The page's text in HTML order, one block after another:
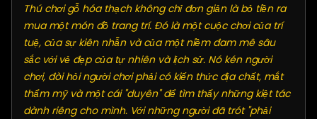
Thú chơi gỗ hóa thạch không chỉ đơn giản là bỏ tiền ra
mua một món đồ trang trí. Đó là một cuộc chơi của trí
tuệ, của sự kiên nhẫn và của một niềm đam mê sâu
sắc với vẻ đẹp của tự nhiên và lịch sử. Nó kén người
chơi, đòi hỏi người chơi phải có kiến thức địa chất, mắt
thẩm mỹ và một cái "duyên" để tìm thấy những kiệt tác
dành riêng cho mình. Với những người đã trót "phải